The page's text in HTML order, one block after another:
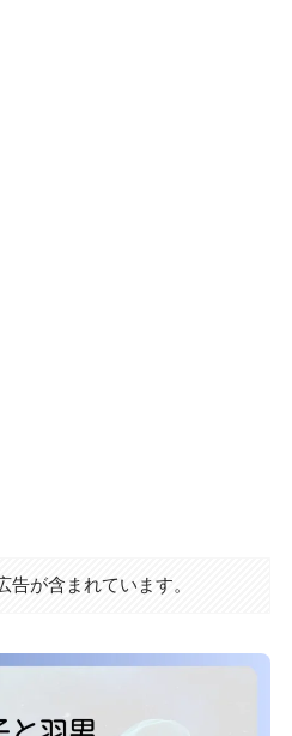
告が含まれています。